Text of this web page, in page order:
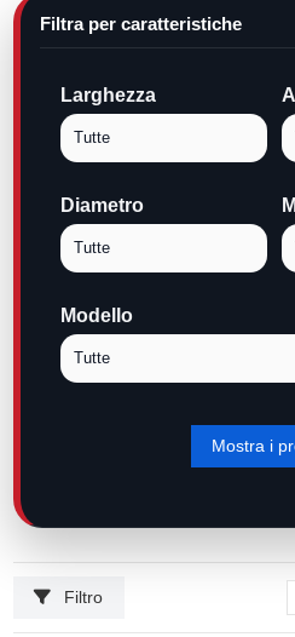
Filtra per caratteristiche
Larghezza
Diametro
Modello
Filtro